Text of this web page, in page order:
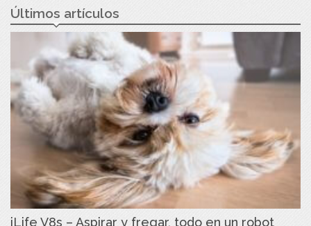
Últimos artículos
iLife V8s – Aspirar y fregar, todo en un robot